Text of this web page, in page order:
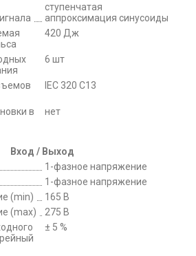
ступенчатая
аппроксимация синусоиды
420 Дж
6 шт
IEC 320 C13
в
нет
Вход / Выход
1-фазное напряжение
1-фазное напряжение
(min)
165 В
(max)
275 В
± 5 %